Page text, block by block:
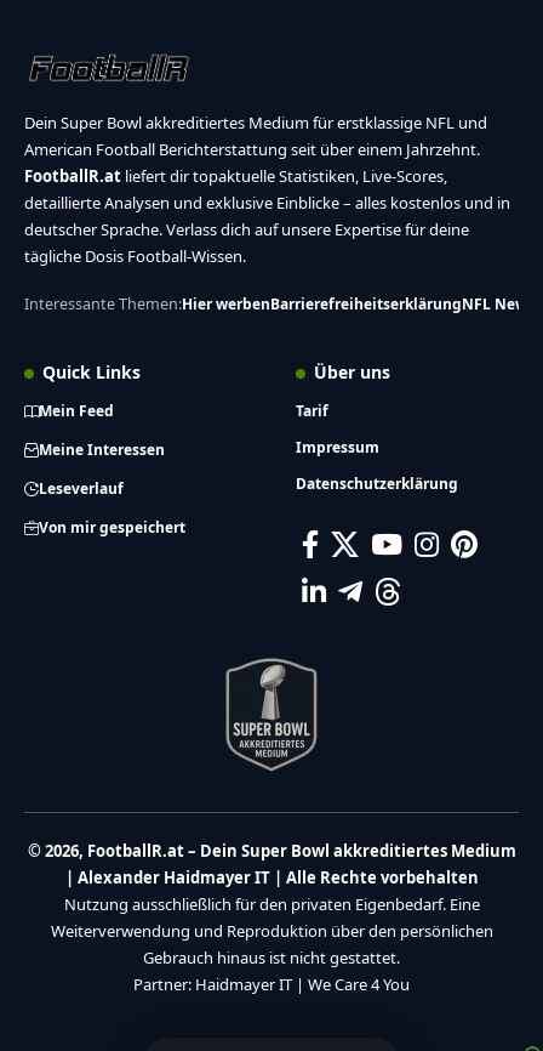
Dein Super Bowl akkreditiertes Medium für erstklassige NFL und
American Football Berichterstattung seit über einem Jahrzehnt.
FootballR.at liefert dir topaktuelle Statistiken, Live-Scores,
detaillierte Analysen und exklusive Einblicke – alles kostenlos und in
deutscher Sprache. Verlass dich auf unsere Expertise für deine
tägliche Dosis Football-Wissen.
Interessante Themen:Hier werbenBarrierefreiheitserklärungNFL News
Quick Links
Mein Feed
Meine Interessen
Leseverlauf
Von mir gespeichert
Über uns
Tarif
Impressum
Datenschutzerklärung
© 2026, FootballR.at – Dein Super Bowl akkreditiertes Medium
| Alexander Haidmayer IT | Alle Rechte vorbehalten
Nutzung ausschließlich für den privaten Eigenbedarf. Eine
Weiterverwendung und Reproduktion über den persönlichen
Gebrauch hinaus ist nicht gestattet.
Partner: Haidmayer IT | We Care 4 You